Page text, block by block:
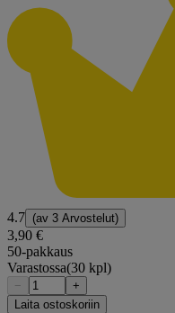
4.7 (av 3 Arvostelut)
3,90 €
50-pakkaus
Varastossa(30 kpl)
−
+
Laita ostoskoriin